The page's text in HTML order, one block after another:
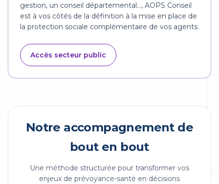
gestion, un conseil départemental…, AOPS Conseil
est à vos côtés de la définition à la mise en place de
la protection sociale complémentaire de vos agents.
Accès secteur public
Notre accompagnement de
bout en bout
Une méthode structurée pour transformer vos
enjeux de prévoyance-santé en décisions